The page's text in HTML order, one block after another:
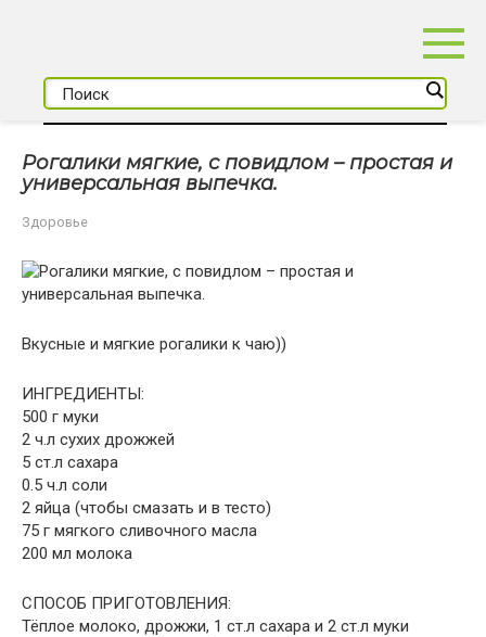
Рогалики мягкие, с повидлом – простая и
универсальная выпечка.
Здоровье
Вкусные и мягкие рогалики к чаю))
ИНГРЕДИЕНТЫ:
500 г муки
2 ч.л сухих дрожжей
5 ст.л сахара
0.5 ч.л соли
2 яйца (чтобы смазать и в тесто)
75 г мягкого сливочного масла
200 мл молока
СПОСОБ ПРИГОТОВЛЕНИЯ:
Тёплое молоко, дрожжи, 1 ст.л сахара и 2 ст.л муки